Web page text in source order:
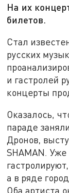
На их
билетов.
Стал
русских
и гастролей
концерты
Оказалось,
параде
Дронов,
SHAMAN.
а в ряде
Оба артиста